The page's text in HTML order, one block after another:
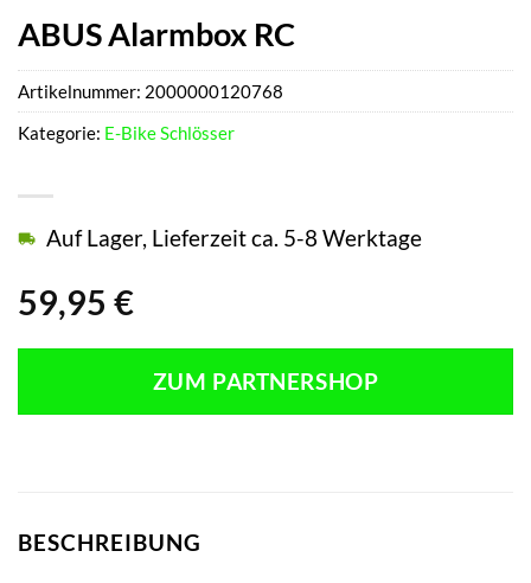
ABUS Alarmbox RC
59,95 €
Auf Lager, Lieferzeit ca. 5-8 Werktage
ZUM PARTNERSHOP
Artikelnummer: 2000000120768
Kategorie: E-Bike Schlösser
BESCHREIBUNG